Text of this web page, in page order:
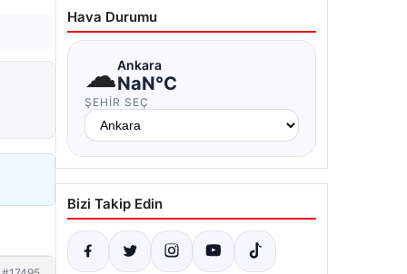
Hava Durumu
☁Ankara
NaN°C
ŞEHIR SEÇ
Bizi Takip Edin